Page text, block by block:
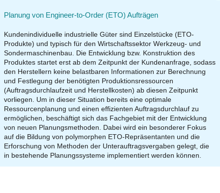
Planung von Engineer-to-Order (ETO) Aufträgen
Kundenindividuelle industrielle Güter sind Einzelstücke (ETO-
Produkte) und typisch für den Wirtschaftssektor Werkzeug- und
Sondermaschinenbau. Die Entwicklung bzw. Konstruktion des
Produktes startet erst ab dem Zeitpunkt der Kundenanfrage, sodass
den Herstellern keine belastbaren Informationen zur Berechnung
und Festlegung der benötigten Produktionsressourcen
(Auftragsdurchlaufzeit und Herstellkosten) ab diesen Zeitpunkt
vorliegen. Um in dieser Situation bereits eine optimale
Ressourcenplanung und einen effizienten Auftragsdurchlauf zu
ermöglichen, beschäftigt sich das Fachgebiet mit der Entwicklung
von neuen Planungsmethoden. Dabei wird ein besonderer Fokus
auf die Bildung von polymorphen ETO-Repräsentanten und die
Erforschung von Methoden der Unterauftragsvergaben gelegt, die
in bestehende Planungssysteme implementiert werden können.